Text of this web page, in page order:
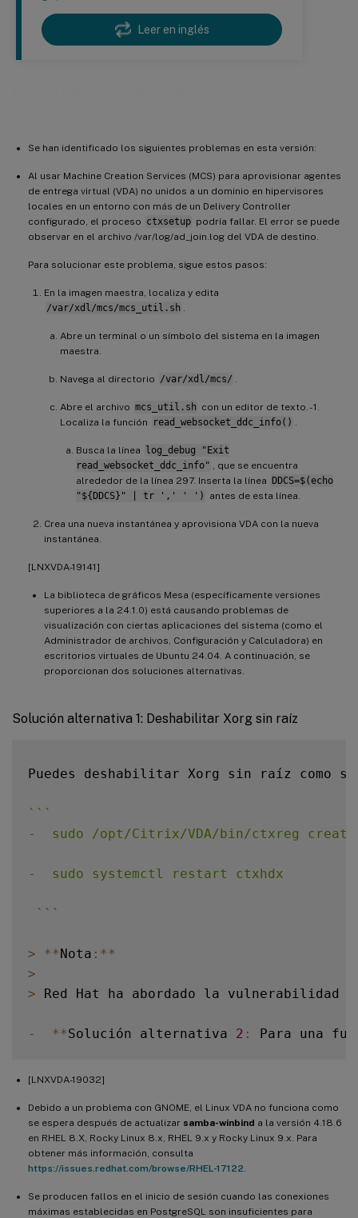
Leer en inglés
Se han identificado los siguientes problemas en esta versión:
Al usar Machine Creation Services (MCS) para aprovisionar agentes
de entrega virtual (VDA) no unidos a un dominio en hipervisores
locales en un entorno con más de un Delivery Controller
configurado, el proceso ctxsetup podría fallar. El error se puede
observar en el archivo /var/log/ad_join.log del VDA de destino.
Para solucionar este problema, sigue estos pasos:
En la imagen maestra, localiza y edita
/var/xdl/mcs/mcs_util.sh
Abre un terminal o un símbolo del sistema en la imagen
maestra.
Navega al directorio /var/xdl/mcs/
Abre el archivo mcs_util.sh con un editor de texto. - 1.
Localiza la función
read_websocket_ddc_info()
Busca la línea log_debug "Exit
read_websocket_ddc_info"
, que se encuentra
alrededor de la línea 297. Inserta la línea DDCS=$(echo
"${DDCS}" | tr ',' ' ')
antes de esta línea.
Crea una nueva instantánea y aprovisiona VDA con la nueva
instantánea.
[LNXVDA-19141]
La biblioteca de gráficos Mesa (específicamente versiones
superiores a la 24.1.0) está causando problemas de
visualización con ciertas aplicaciones del sistema (como el
Administrador de archivos, Configuración y Calculadora) en
escritorios virtuales de Ubuntu 24.04. A continuación, se
proporcionan dos soluciones alternativas.
Solución alternativa 1: Deshabilitar Xorg sin raíz
Puedes deshabilitar Xorg sin raíz como
` ` `
-  sudo /opt/Citrix/VDA/bin/ctxreg create
-  sudo systemctl restart ctxhdx
` ` `
> **Nota : **
>
> Red Hat ha abordado la vulnerabilidad
- **Solución alternativa 2 : Para una
Para mantener la funcionalidad de Xorg
-
  Ubuntu
/Debian: `sudo setcap
- RHEL/Rocky: `sudo setcap
- SUSE: `sudo setcap
[LNXVDA-19032]
Debido a un problema con GNOME, el Linux VDA no funciona como
se espera después de actualizar samba-winbind a la versión 4.18.6
en RHEL 8.X, Rocky Linux 8.x, RHEL 9.x y Rocky Linux 9.x. Para
obtener más información, consulta
https://issues.redhat.com/browse/RHEL-17122
Se producen fallos en el inicio de sesión cuando las conexiones
máximas establecidas en PostgreSQL son insuficientes para